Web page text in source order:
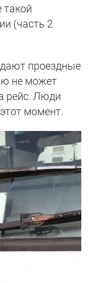
такой
(часть 2
проездные
не может
рейс. Люди
момент.